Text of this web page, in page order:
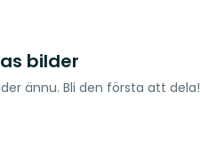
bilder
ännu. Bli den första att dela!